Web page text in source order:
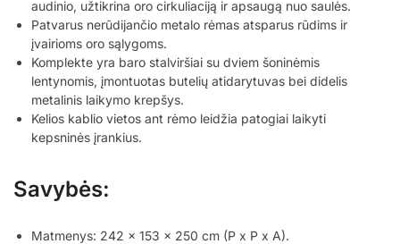
audinio, užtikrina oro cirkuliaciją ir apsaugą nuo saulės.
Patvarus nerūdijančio metalo rėmas atsparus rūdims ir
įvairioms oro sąlygoms.
Komplekte yra baro stalviršiai su dviem šoninėmis
lentynomis, įmontuotas butelių atidarytuvas bei didelis
metalinis laikymo krepšys.
Kelios kablio vietos ant rėmo leidžia patogiai laikyti
kepsninės įrankius.
Savybės:
Matmenys: 242 x 153 x 250 cm (P x P x A).